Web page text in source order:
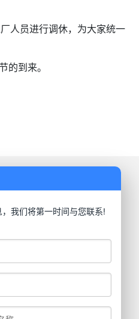
人员进行调休，为大家统一
的到来。
我们将第一时间与您联系!